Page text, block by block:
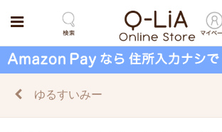
ゆるすいみー